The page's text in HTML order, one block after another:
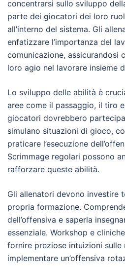
concentrarsi sullo sviluppo
parte dei giocatori dei loro
all’interno del sistema. Gli
enfatizzare l’importanza del
comunicazione, assicurandosi
loro agio nel lavorare insieme
Lo sviluppo delle abilità è
aree come il passaggio, il tiro
giocatori dovrebbero
simulano situazioni di gioco,
praticare l’esecuzione
Scrimmage regolari possono
rafforzare queste abilità.
Gli allenatori devono investire
propria formazione.
dell’offensiva e saperla
essenziale. Workshop e cliniche
fornire preziose intuizioni
implementare un’offensiva